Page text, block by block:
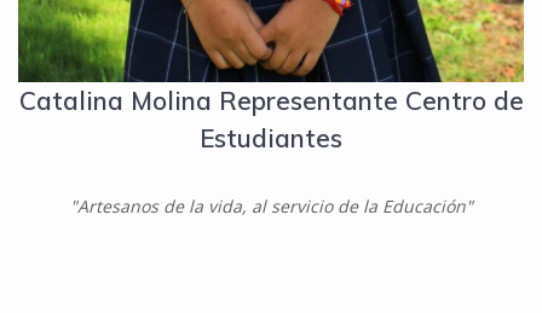
Catalina Molina Representante Centro de
Estudiantes
"Artesanos de la vida, al servicio de la Educación"